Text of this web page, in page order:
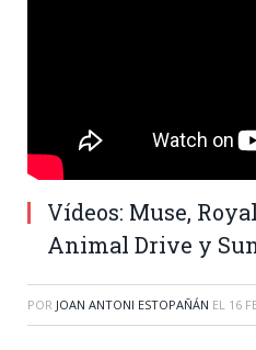
Vídeos: Muse,
Animal Drive y
POR JOAN ANTONI ESTOPAÑÁN EL 16